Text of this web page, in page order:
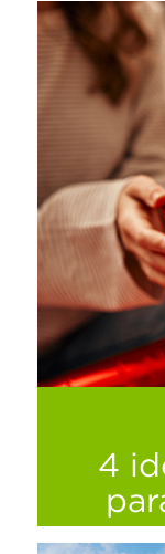
Consejos
puentes en
4 ideas de regalos